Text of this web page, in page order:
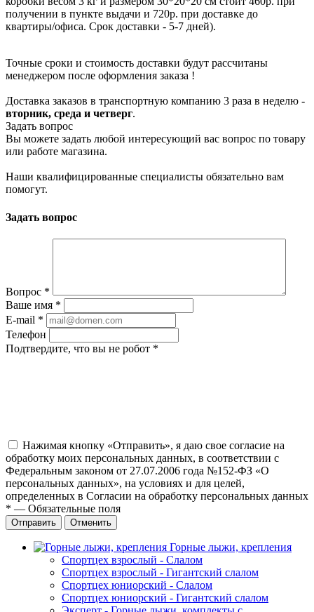
получении в пункте выдачи и 720р. при доставке до
квартиры/офиса. Срок доставки - 5-7 дней).
Точные сроки и стоимость доставки будут рассчитаны
менеджером после оформления заказа !
Доставка заказов в транспортную компанию 3 раза в неделю -
вторник, среда и четверг.
Задать вопрос
Вы можете задать любой интересующий вас вопрос по товару
или работе магазина.
Наши квалифицированные специалисты обязательно вам
помогут.
Задать вопрос
Вопрос *
Ваше имя *
E-mail *
Телефон
Подтвердите, что вы не робот *
Нажимая кнопку «Отправить», я даю свое согласие на
обработку моих персональных данных, в соответствии с
Федеральным законом от 27.07.2006 года №152-ФЗ «О
персональных данных», на условиях и для целей,
определенных в Согласии на обработку персональных данных
* — Обязательные поля
Отправить Отменить
Горные лыжи, крепления
Спортцех взрослый - Слалом
Спортцех взрослый - Гигантский слалом
Спортцех юниорский - Слалом
Спортцех юниорский - Гигантский слалом